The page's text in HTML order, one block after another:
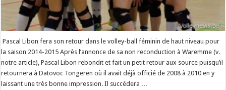
Pascal Libon fera son retour dans le volley-ball féminin de haut niveau pour
la saison 2014-2015 Après l’annonce de sa non reconduction à Waremme (v.
notre article), Pascal Libon rebondit et fait un petit retour aux source puisqu’il
retournera à Datovoc Tongeren où il avait déjà officié de 2008 à 2010 en y
laissant une très bonne impression. Il succédera …